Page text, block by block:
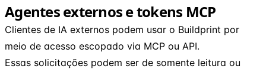
Agentes externos e tokens MCP
Clientes de IA externos podem usar o Buildprint por
meio de acesso escopado via MCP ou API.
Essas solicitações podem ser de somente leitura ou